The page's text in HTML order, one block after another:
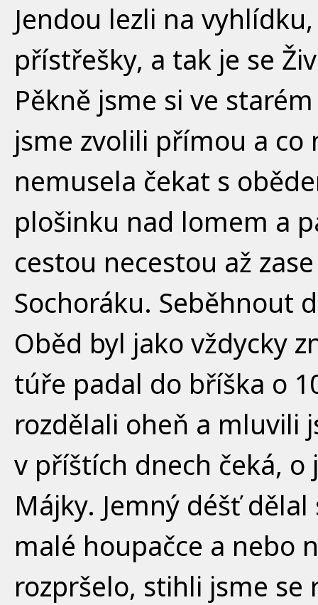
Jendou lezli na
přístřešky, a tak je se
Pěkně jsme si ve
jsme zvolili přímou a co
nemusela čekat s
plošinku nad lomem a
cestou necestou až
Sochoráku. Seběhnout
Oběd byl jako vždycky
túře padal do bříška o
rozdělali oheň a mluvili
v příštích dnech čeká,
Májky. Jemný déšť
malé houpačce a nebo
rozpršelo, stihli jsme se